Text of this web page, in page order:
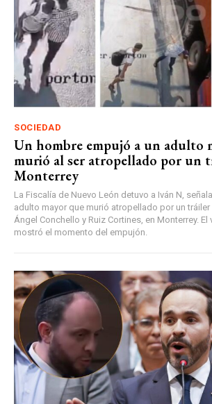
SOCIEDAD
Un hombre empujó a un adulto
murió al ser atropellado por un
Monterrey
La Fiscalía de Nuevo León detuvo a Iván N,
adulto mayor que murió atropellado por un
Ángel Conchello y Ruiz Cortines, en Monterrey.
mostró el momento del empujón.